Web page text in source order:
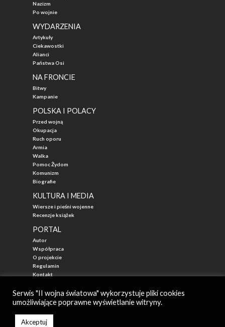
Nazizm
Po wojnie
WYDARZENIA
Artykuły
Ciekawostki
Alianci
Państwa Osi
NA FRONCIE
Bitwy
Kampanie
POLSKA I POLACY
Przed wojną
Okupacja
Ruch oporu
Armia
Walka
Pomoc Żydom
Komunizm
Biografie
KULTURA I MEDIA
Wiersze i pieśni wojenne
Recenzje książek
PORTAL
Autor
Współpraca
O projekcie
Regulamin
Kontakt
Autor: Mateusz Łabuz
Serwis "II wojna światowa" wykorzystuje pliki cookies
umożliwiające poprawne wyświetlanie witryny.
Akceptuj